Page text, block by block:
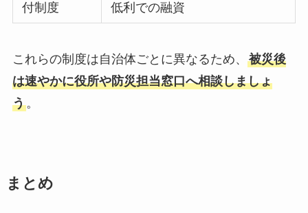
付制度
低利での融資
これらの制度は自治体ごとに異なるため、 被災後
は速やかに役所や防災担当窓口へ相談しましょ
う。
まとめ